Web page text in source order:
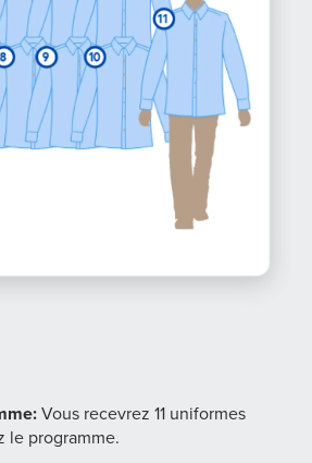
Vous recevrez 11 uniformes
le programme.